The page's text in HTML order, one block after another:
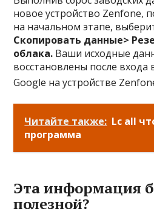
новое устройство Zenfone,
на начальном этапе,
Скопировать данные>
облака. Ваши исходные
восстановлены после входа
Google на устройстве
Читайте также: Lc all
программа
Эта информация
полезной?